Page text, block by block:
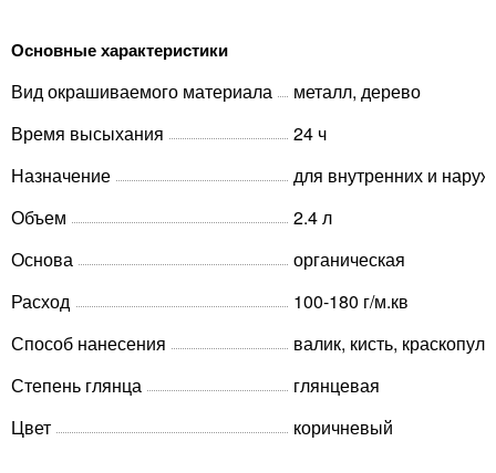
Основные характеристики
Вид окрашиваемого материала
металл, дерево
Время высыхания
24 ч
Назначение
для внутренних и
Объем
2.4 л
Основа
органическая
Расход
100-180 г/м.кв
Способ нанесения
валик, кисть,
Степень глянца
глянцевая
Цвет
коричневый